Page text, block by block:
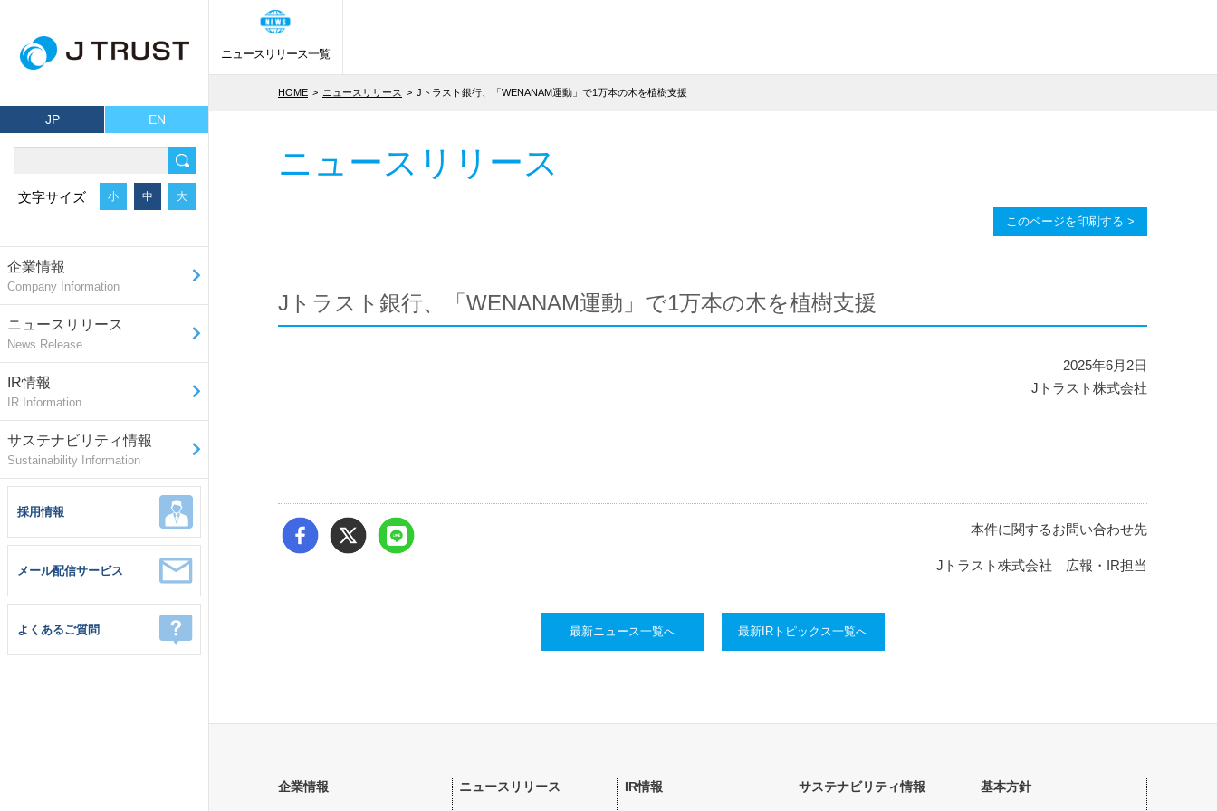
JP EN
文字サイズ 小 中 大
企業情報
Company Information
ニュースリリース
News Release
IR情報
IR Information
サステナビリティ情報
Sustainability Information
採用情報
メール配信サービス
よくあるご質問
ニュースリリース一覧
HOME ニュースリリース Jトラスト銀行、「WENANAM運動」で1万本の木を植樹支援
ニュースリリース
このページを印刷する >
Jトラスト銀行、「WENANAM運動」で1万本の木を植樹支援
2025年6月2日
Jトラスト株式会社
本件に関するお問い合わせ先
Jトラスト株式会社 広報・IR担当
最新ニュース一覧へ 最新IRトピックス一覧へ
企業情報 ニュースリリース IR情報 サステナビリティ情報 基本方針